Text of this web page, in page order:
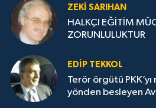
ZEKI SARIHAN
HALKÇI EĞİTİM
ZORUNLULUKTUR
EDIP TEKKOL
Terör örgütü
yönden besleyen